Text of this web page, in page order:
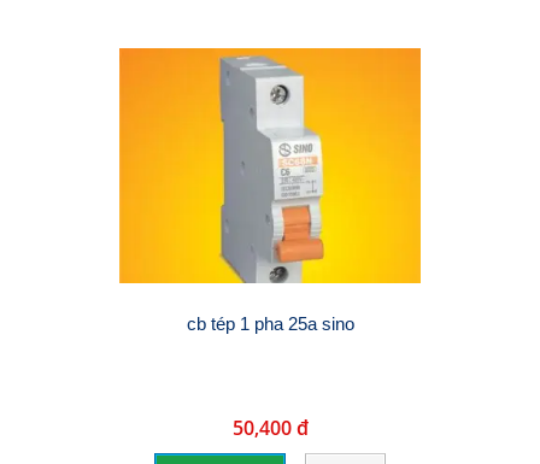
cb tép 1 pha 25a sino
50,400 đ